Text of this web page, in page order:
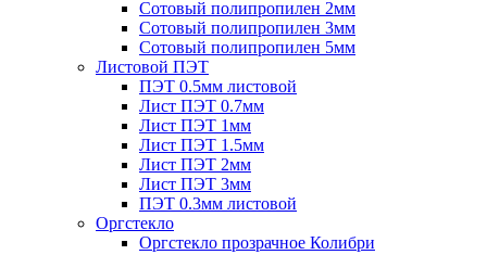
Сотовый полипропилен 2мм
Сотовый полипропилен 3мм
Сотовый полипропилен 5мм
Листовой ПЭТ
ПЭТ 0.5мм листовой
Лист ПЭТ 0.7мм
Лист ПЭТ 1мм
Лист ПЭТ 1.5мм
Лист ПЭТ 2мм
Лист ПЭТ 3мм
ПЭТ 0.3мм листовой
Оргстекло
Оргстекло прозрачное Колибри